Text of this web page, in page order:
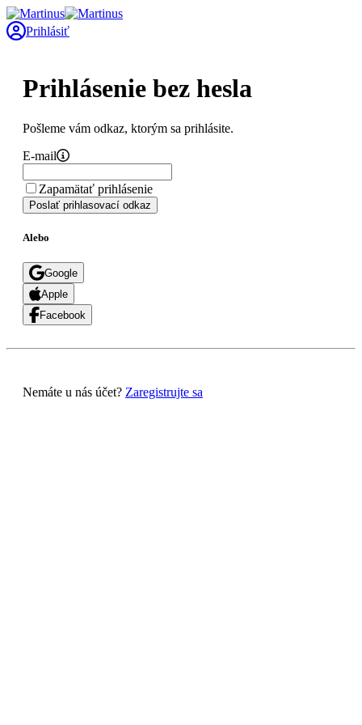
Prihlásiť
Prihlásenie bez hesla
Pošleme vám odkaz, ktorým sa prihlásite.
E-mail
Zapamätať prihlásenie
Poslať prihlasovací odkaz
Alebo
Google
Apple
Facebook
Nemáte u nás účet? Zaregistrujte sa